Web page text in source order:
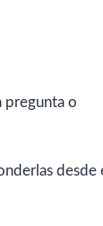
pregunta o
desde